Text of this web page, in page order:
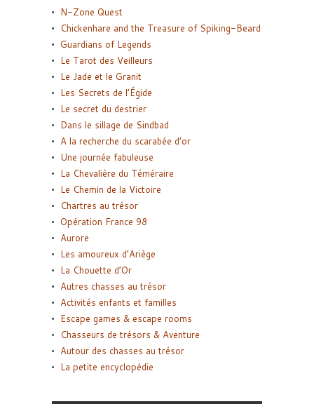
N-Zone Quest
Chickenhare and the Treasure of Spiking-Beard
Guardians of Legends
Le Tarot des Veilleurs
Le Jade et le Granit
Les Secrets de l’Égide
Le secret du destrier
Dans le sillage de Sindbad
A la recherche du scarabée d’or
Une journée fabuleuse
La Chevalière du Téméraire
Le Chemin de la Victoire
Chartres au trésor
Opération France 98
Aurore
Les amoureux d’Ariège
La Chouette d’Or
Autres chasses au trésor
Activités enfants et familles
Escape games & escape rooms
Chasseurs de trésors & Aventure
Autour des chasses au trésor
La petite encyclopédie